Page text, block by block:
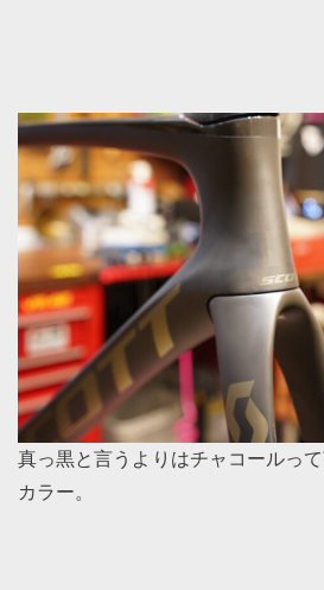
真っ黒と言うよりはチャコールっ
カラー。